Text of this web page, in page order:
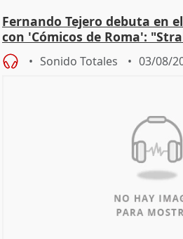
Fernando Tejero debuta en
con 'Cómicos de Roma':
Sonido Totales 03/08/